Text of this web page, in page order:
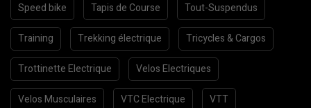
Speed bike Tapis de Course Tout-Suspendus
Training Trekking électrique Tricycles & Cargos
Trottinette Electrique Velos Electriques
Velos Musculaires VTC Electrique VTT